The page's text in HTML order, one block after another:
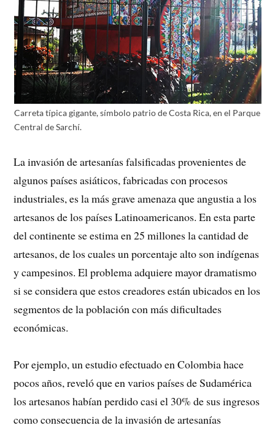
Carreta típica gigante, símbolo patrio de Costa Rica, en el Parque
Central de Sarchí.
La invasión de artesanías falsificadas provenientes de
algunos países asiáticos, fabricadas con procesos
industriales, es la más grave amenaza que angustia a los
artesanos de los países Latinoamericanos. En esta parte
del continente se estima en 25 millones la cantidad de
artesanos, de los cuales un porcentaje alto son indígenas
y campesinos. El problema adquiere mayor dramatismo
si se considera que estos creadores están ubicados en los
segmentos de la población con más dificultades
económicas.
Por ejemplo, un estudio efectuado en Colombia hace
pocos años, reveló que en varios países de Sudamérica
los artesanos habían perdido casi el 30% de sus ingresos
como consecuencia de la invasión de artesanías